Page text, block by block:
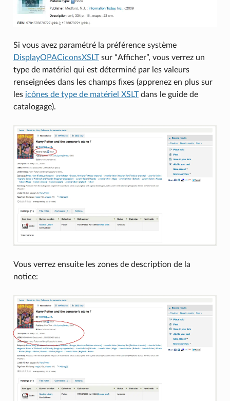
Si vous avez paramétré la préférence système
DisplayOPACiconsXSLTsur “Afficher”, vous verrez un
type de matériel qui est déterminé par les valeurs
renseignées dans les champs fixes (apprenez en plus sur
les icônes de type de matériel XSLTdans le guide de
catalogage).
Vous verrez ensuite les zones de description de la
notice: